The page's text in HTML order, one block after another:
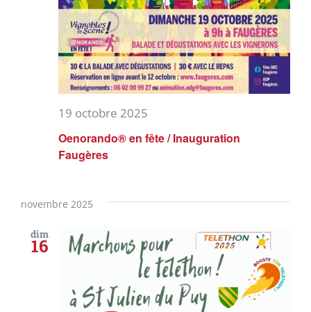
Oenorando® en fête / Inauguration
Faugères
19 octobre 2025
novembre 2025
dim
16